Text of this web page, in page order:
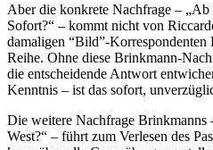
Aber die konkrete Nachfrage –
Sofort?“ – kommt nicht von
damaligen “Bild”-Korrespondenten
Reihe. Ohne diese Brinkmann-
die entscheidende Antwort
Kenntnis – ist das sofort,
Die weitere Nachfrage Brinkmanns
West?“ – führt zum Verlesen des